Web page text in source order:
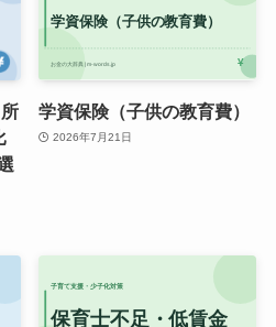
学資保険（子供の教育費）
2026年7月21日